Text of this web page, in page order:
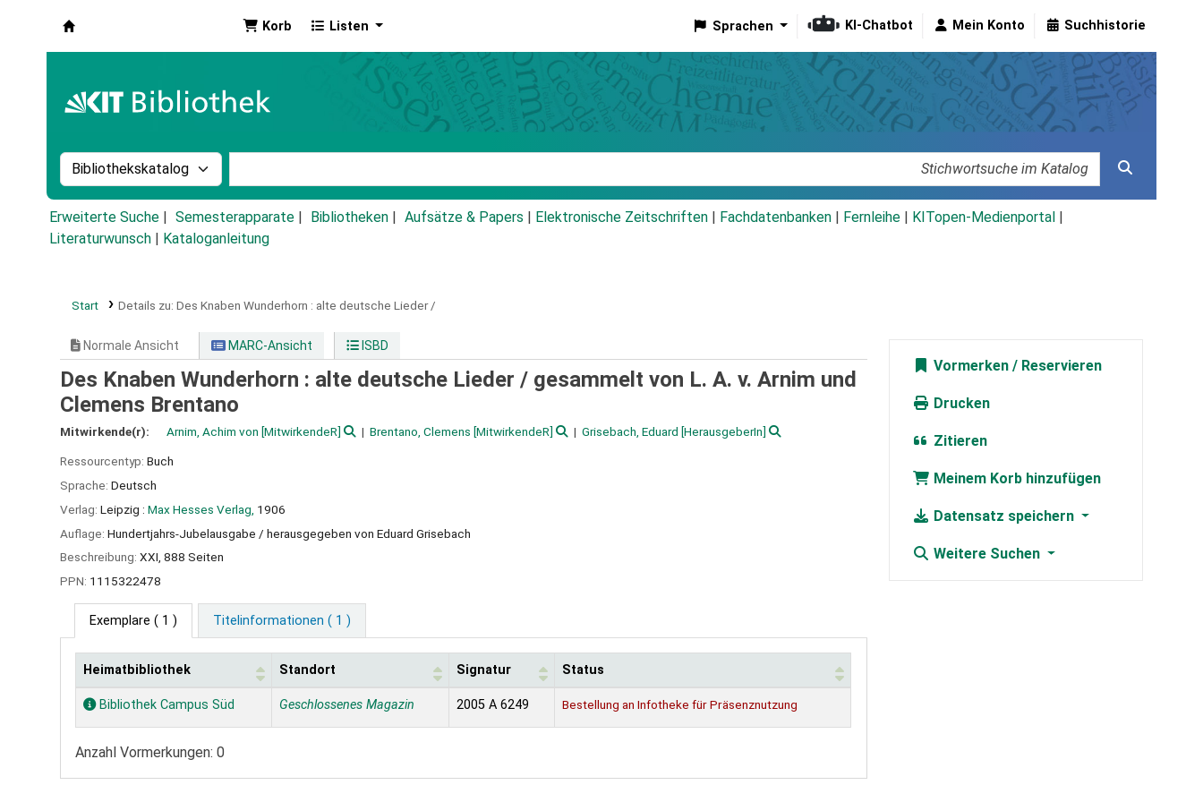
Korb Listen Sprachen KI-Chatbot Mein Konto Suchhistorie
Suche im Katalog nach:
Erweiterte Suche Semesterapparate Bibliotheken Aufsätze & Papers Elektronische Zeitschriften Fachdatenbanken Fernleihe KITopen-Medienportal
Literaturwunsch
Kataloganleitung
Start Details zu: Des Knaben Wunderhorn : alte deutsche Lieder /
Normale Ansicht MARC-Ansicht ISBD
Des Knaben Wunderhorn : alte deutsche Lieder / gesammelt von L. A. v. Arnim und
Clemens Brentano
Mitwirkende(r): Arnim, Achim von [MitwirkendeR] Brentano, Clemens [MitwirkendeR] Grisebach, Eduard [HerausgeberIn]
Ressourcentyp: Buch
Sprache: Deutsch
Verlag: Leipzig : Max Hesses Verlag, 1906
Auflage: Hundertjahrs-Jubelausgabe / herausgegeben von Eduard Grisebach
Beschreibung: XXI, 888 Seiten
PPN: 1115322478
Exemplare ( 1 ) Titelinformationen ( 1 )
Exemplare
Heimatbibliothek Standort Signatur Status
Bibliothek Campus Süd Geschlossenes Magazin 2005 A 6249 Bestellung an Infotheke für Präsenznutzung
Anzahl Vormerkungen: 0
Vormerken
Drucken
Zitieren
Meinem Korb hinzufügen
Datensatz speichern
Weitere Suchen